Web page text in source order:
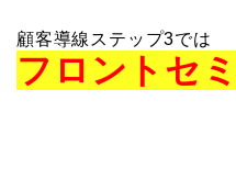
顧客導線ステップ3では
フロントセ